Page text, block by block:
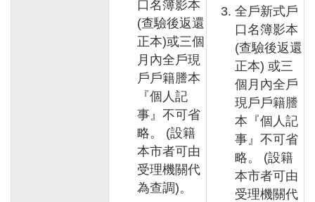
口名簿影本
(查驗後返還
正本)或三個
月內全戶現
戶戶籍謄本
『個人記
事』不可省
略。 (設籍
本市者可由
受理機關代
為查調)。
全戶新式戶
口名簿影本
(查驗後返還
正本) 或三
個月內全戶
現戶戶籍謄
本『個人記
事』不可省
略。 (設籍
本市者可由
受理機關代